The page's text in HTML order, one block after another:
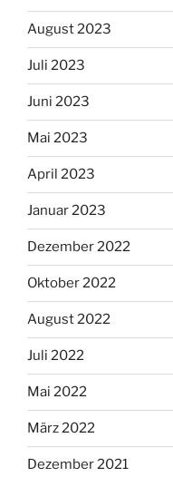
August 2023
Juli 2023
Juni 2023
Mai 2023
April 2023
Januar 2023
Dezember 2022
Oktober 2022
August 2022
Juli 2022
Mai 2022
März 2022
Dezember 2021